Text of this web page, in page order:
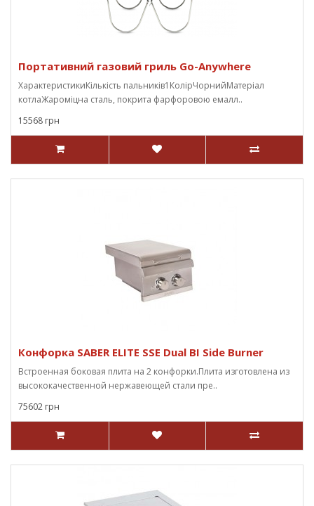
Портативний газовий гриль Go-Anywhere
ХарактеристикиКількість пальників1КолірЧорнийМатеріал
котлаЖароміцна сталь, покрита фарфоровою емалл..
15568 грн
Конфорка SABER ELITE SSE Dual BI Side Burner
Встроенная боковая плита на 2 конфорки.Плита изготовлена из
высококачественной нержавеющей стали пре..
75602 грн